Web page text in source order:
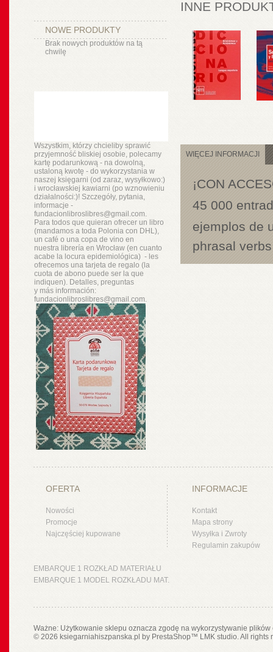
NOWE PRODUKTY
Brak nowych produktów na tą
chwilę
Wszystkim, którzy chcieliby sprawić
przyjemność bliskiej osobie, polecamy
kartę podarunkową - na dowolną,
ustaloną kwotę - do wykorzystania w
naszej księgarni (od zaraz, wysyłkowo:)
i wrocławskiej kawiarni (po wznowieniu
działalności:)! Szczegóły, pytania,
informacje -
fundacionlibroslibres@gmail.com.
Para todos que quieran ofrecer un libro
(mandamos a toda Polonia con DHL),
un café o una copa de vino en
nuestra libreríaen Wrocław (en cuanto
acabe la locura epidemiológica) - les
ofrecemos una tarjeta de regalo (la
cuota de abono puede ser la que
indiquen). Detalles, preguntas
y másinformación:
fundacionlibroslibres@gmail.com.
INNE
WIĘCEJ INFORMACJI
¡CON
45 000
ejemplos de
phrasal
OFERTA
Nowości
Promocje
Najczęściej kupowane
INFORMACJE
Kontakt
Mapa strony
Wysyłka i Zwroty
Regulamin zakupów
EMBARQUE 1 ROZKŁAD MATERIAŁU
EMBARQUE 1 MODEL ROZKŁADU MAT.
Ważne: Użytkowanie sklepu oznacza zgodę na wykorzystywanie
© 2026 ksiegarniahiszpanska.pl by PrestaShop™ LMK studio. All rights